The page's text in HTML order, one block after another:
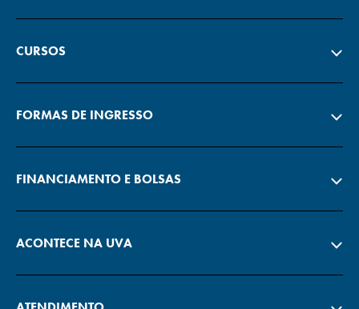
CURSOS
FORMAS DE INGRESSO
FINANCIAMENTO E BOLSAS
ACONTECE NA UVA